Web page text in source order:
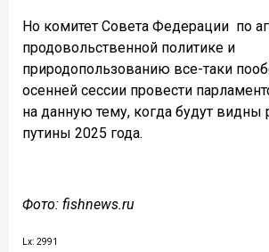
Но комитет Совета Федерации по
продовольственной политике и
природопользованию все-таки
осенней сессии провести
на данную тему, когда будут видны
путины 2025 года.
Фото: fishnews.ru
Lx: 2991